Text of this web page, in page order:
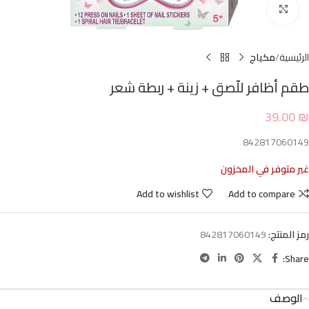
Click to enlarge
الرئيسية مكياج
طقم أظافر للّصق + زينة + ربطة شعر
39.00₪
842817060149
غير متوفر في المخزون
Add to compare
Add to wishlist
رمز المنتج:842817060149
Share:
الوصف